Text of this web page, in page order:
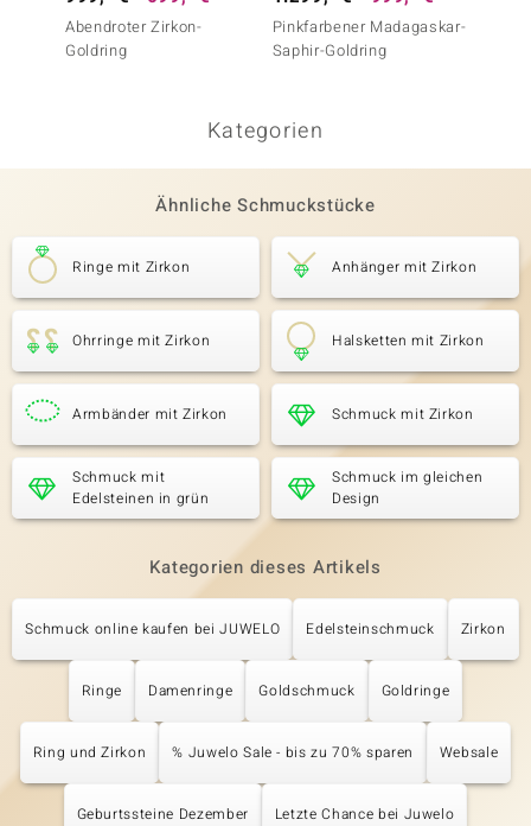
Abendroter Zirkon-
Goldring
Pinkfarbener Madagaskar-
Saphir-Goldring
Kategorien
Ähnliche Schmuckstücke
Ringe mit Zirkon Anhänger mit Zirkon
Ohrringe mit Zirkon Halsketten mit Zirkon
Armbänder mit Zirkon Schmuck mit Zirkon
Schmuck mit
Edelsteinen in grün
Schmuck im gleichen
Design
Kategorien dieses Artikels
Schmuck online kaufen bei JUWELO Edelsteinschmuck Zirkon
Ringe Damenringe Goldschmuck Goldringe
Ring und Zirkon % Juwelo Sale - bis zu 70% sparen Websale
Geburtssteine Dezember Letzte Chance bei Juwelo